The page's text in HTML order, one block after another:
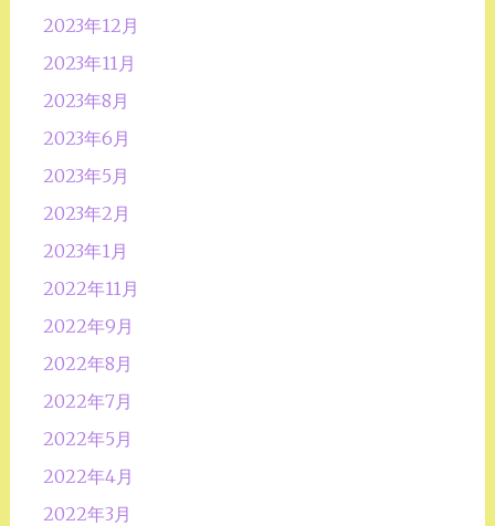
2023年12月
2023年11月
2023年8月
2023年6月
2023年5月
2023年2月
2023年1月
2022年11月
2022年9月
2022年8月
2022年7月
2022年5月
2022年4月
2022年3月